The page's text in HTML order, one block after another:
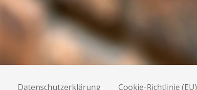
Datenschutzerklärung Cookie-Richtlinie (EU)